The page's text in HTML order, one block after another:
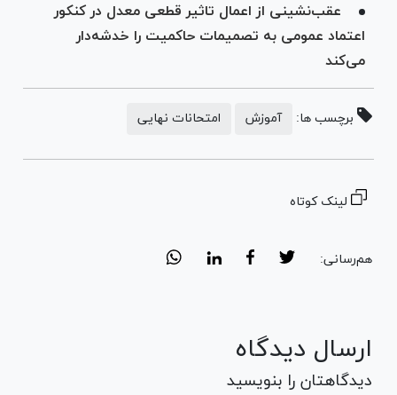
عقب‌نشینی از اعمال تاثیر قطعی معدل در کنکور
اعتماد عمومی به تصمیمات حاکمیت را خدشه‌دار
می‌کند
برچسب ها: آموزش امتحانات نهایی
لینک کوتاه
هم‌رسانی:
ارسال دیدگاه
دیدگاهتان را بنویسید